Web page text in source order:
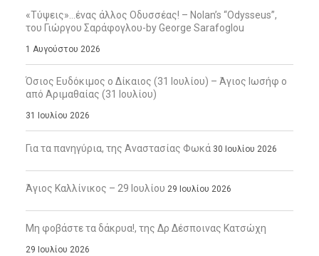
«Τύψεις»…ένας άλλος Οδυσσέας! – Nolan’s “Odysseus”,
του Γιώργου Σαράφογλου-by George Sarafoglou
1 Αυγούστου 2026
Όσιος Ευδόκιμος ο Δίκαιος (31 Ιουλίου) – Άγιος Ιωσήφ ο
από Αριμαθαίας (31 Ιουλίου)
31 Ιουλίου 2026
Για τα πανηγύρια, της Αναστασίας Φωκά 30 Ιουλίου 2026
Άγιος Καλλίνικος – 29 Ιουλίου 29 Ιουλίου 2026
Μη φοβάστε τα δάκρυα!, της Δρ Δέσποινας Κατσώχη
29 Ιουλίου 2026